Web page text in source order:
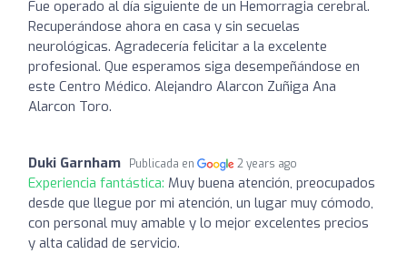
Fue operado al día siguiente de un Hemorragia cerebral.
Recuperándose ahora en casa y sin secuelas
neurológicas. Agradecería felicitar a la excelente
profesional. Que esperamos siga desempeñándose en
este Centro Médico. Alejandro Alarcon Zuñiga Ana
Alarcon Toro.
Duki Garnham Publicada en 2 years ago
Experiencia fantástica: Muy buena atención, preocupados
desde que llegue por mi atención, un lugar muy cómodo,
con personal muy amable y lo mejor excelentes precios
y alta calidad de servicio.